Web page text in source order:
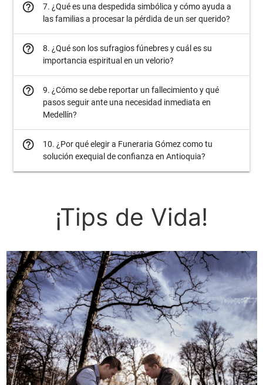
help_outline
7. ¿Qué es una despedida simbólica y cómo ayuda a
las familias a procesar la pérdida de un ser querido?
help_outline
8. ¿Qué son los sufragios fúnebres y cuál es su
importancia espiritual en un velorio?
help_outline
9. ¿Cómo se debe reportar un fallecimiento y qué
pasos seguir ante una necesidad inmediata en
Medellín?
help_outline
10. ¿Por qué elegir a Funeraria Gómez como tu
solución exequial de confianza en Antioquia?
¡Tips de Vida!